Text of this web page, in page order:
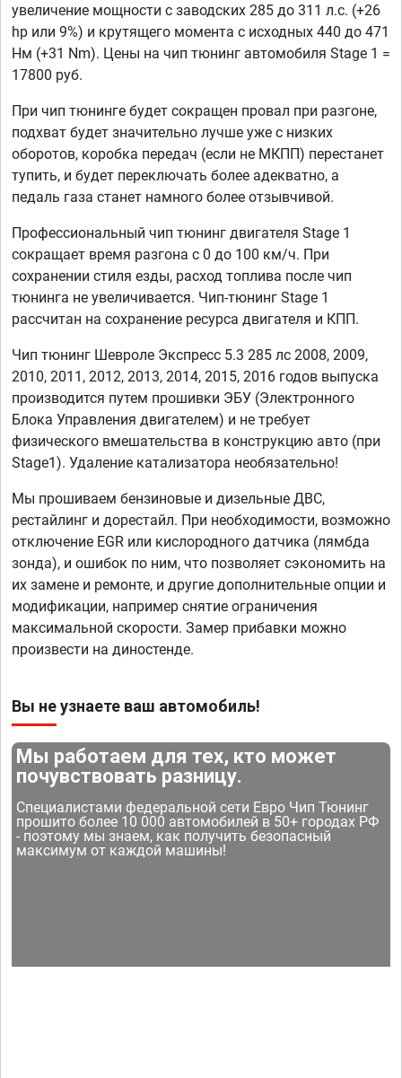
увеличение мощности с заводских 285 до 311 л.с. (+26
hp или 9%) и крутящего момента с исходных 440 до 471
Нм (+31 Nm). Цены на чип тюнинг автомобиля Stage 1 =
17800 руб.
При чип тюнинге будет сокращен провал при разгоне,
подхват будет значительно лучше уже с низких
оборотов, коробка передач (если не МКПП) перестанет
тупить, и будет переключать более адекватно, а
педаль газа станет намного более отзывчивой.
Профессиональный чип тюнинг двигателя Stage 1
сокращает время разгона с 0 до 100 км/ч. При
сохранении стиля езды, расход топлива после чип
тюнинга не увеличивается. Чип-тюнинг Stage 1
рассчитан на сохранение ресурса двигателя и КПП.
Чип тюнинг Шевроле Экспресс 5.3 285 лс 2008, 2009,
2010, 2011, 2012, 2013, 2014, 2015, 2016 годов выпуска
производится путем прошивки ЭБУ (Электронного
Блока Управления двигателем) и не требует
физического вмешательства в конструкцию авто (при
Stage1). Удаление катализатора необязательно!
Мы прошиваем бензиновые и дизельные ДВС,
рестайлинг и дорестайл. При необходимости, возможно
отключение EGR или кислородного датчика (лямбда
зонда), и ошибок по ним, что позволяет сэкономить на
их замене и ремонте, и другие дополнительные опции и
модификации, например снятие ограничения
максимальной скорости. Замер прибавки можно
произвести на диностенде.
Вы не узнаете ваш автомобиль!
Мы работаем для тех, кто может
почувствовать разницу.
Специалистами федеральной сети Евро Чип Тюнинг
прошито более 10 000 автомобилей в 50+ городах РФ
- поэтому мы знаем, как получить безопасный
максимум от каждой машины!